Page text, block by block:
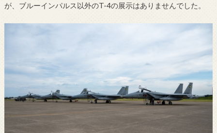
が、ブルーインパルス以外のT-4の展示はありませんでした。